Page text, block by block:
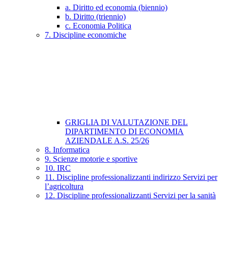
a. Diritto ed economia (biennio)
b. Diritto (triennio)
c. Economia Politica
7. Discipline economiche
GRIGLIA DI VALUTAZIONE DEL
DIPARTIMENTO DI ECONOMIA
AZIENDALE A.S. 25/26
8. Informatica
9. Scienze motorie e sportive
10. IRC
11. Discipline professionalizzanti indirizzo Servizi per
l’agricoltura
12. Discipline professionalizzanti Servizi per la sanità